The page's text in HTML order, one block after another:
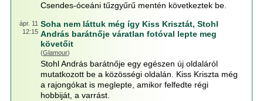
Csendes-óceáni tűzgyűrű mentén következtek be.
ápr. 11
12:15
Soha nem láttuk még így Kiss Krisztát, Stohl
András barátnője váratlan fotóval lepte meg
követőit
(Glamour)
Stohl András barátnője egy egészen új oldaláról
mutatkozott be a közösségi oldalán. Kiss Kriszta még
a rajongókat is meglepte, amikor felfedte régi
hobbiját, a varrást.